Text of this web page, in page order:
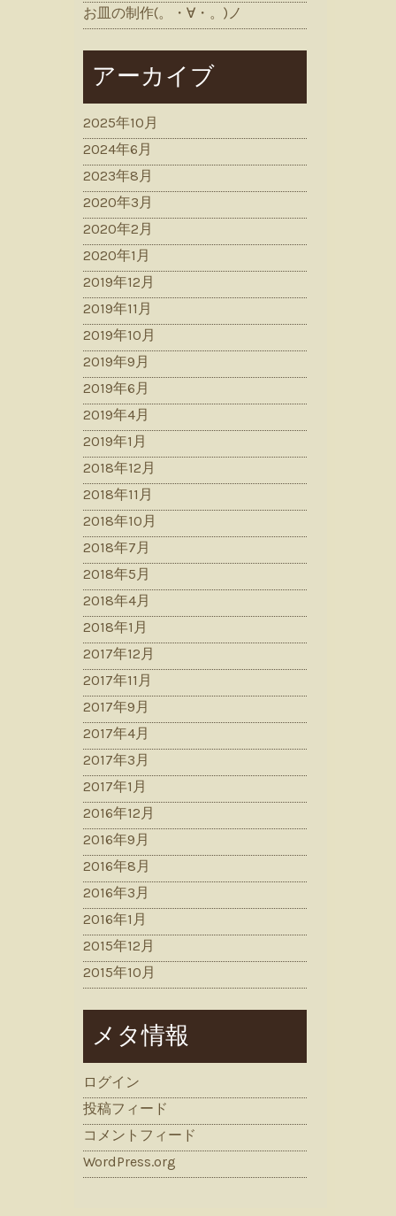
お皿の制作(。・∀・。)ノ
アーカイブ
2025年10月
2024年6月
2023年8月
2020年3月
2020年2月
2020年1月
2019年12月
2019年11月
2019年10月
2019年9月
2019年6月
2019年4月
2019年1月
2018年12月
2018年11月
2018年10月
2018年7月
2018年5月
2018年4月
2018年1月
2017年12月
2017年11月
2017年9月
2017年4月
2017年3月
2017年1月
2016年12月
2016年9月
2016年8月
2016年3月
2016年1月
2015年12月
2015年10月
メタ情報
ログイン
投稿フィード
コメントフィード
WordPress.org